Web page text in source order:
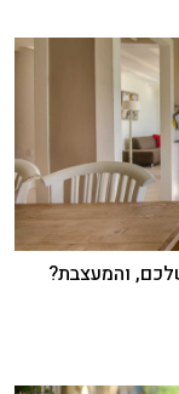
והמעצבת?